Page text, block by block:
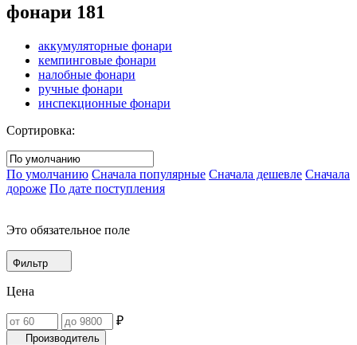
фонари 181
аккумуляторные фонари
кемпинговые фонари
налобные фонари
ручные фонари
инспекционные фонари
Сортировка:
По умолчанию Сначала популярные Сначала дешевле Сначала
дороже По дате поступления
Это обязательное поле
Фильтр
Цена
₽
Производитель